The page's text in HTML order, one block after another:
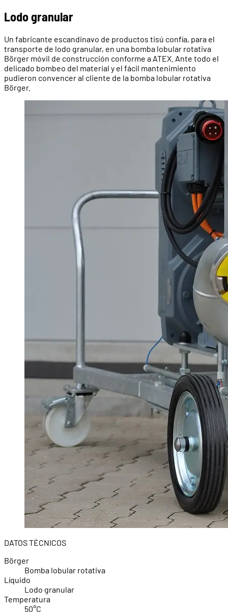
Lodo granular
Un fabricante escandinavo de productos tisú confía, para el
transporte de lodo granular, en una bomba lobular rotativa
Börger móvil de construcción conforme a ATEX. Ante todo el
delicado bombeo del material y el fácil mantenimiento
pudieron convencer al cliente de la bomba lobular rotativa
Börger.
DATOS TÉCNICOS
Börger
Bomba lobular rotativa
Líquido
Lodo granular
Temperatura
50°C